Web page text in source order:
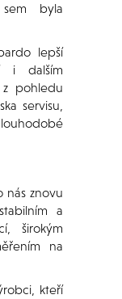
byla
lepší
i dalším
pohledu
servisu,
nás znovu
a
širokým
na
kteří